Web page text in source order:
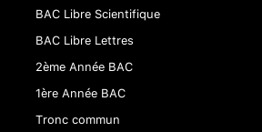
BAC Libre Scientifique
BAC Libre Lettres
2ème Année BAC
1ère Année BAC
Tronc commun